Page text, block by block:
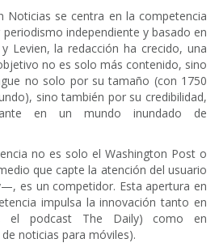
Noticias se centra en la competencia
independiente y basado en
Levien, la redacción ha crecido, una
no es solo más contenido, sino
no solo por su tamaño (con 1750
sino también por su credibilidad,
en un mundo inundado de
no es solo el Washington Post o
que capte la atención del usuario
es un competidor. Esta apertura en
impulsa la innovación tanto en
el podcast The Daily) como en
noticias para móviles).